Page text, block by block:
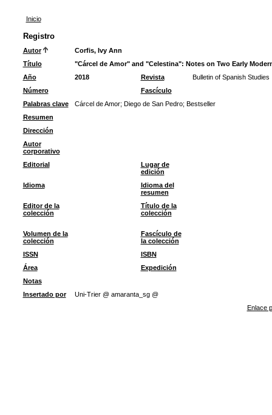
Inicio
Registro
Autor
Corfis, Ivy Ann
Título
"Cárcel de Amor" and "Celestina": Notes on Two Early
Año
2018 Revista
Bulletin of Spanish Studies
Número
Fascículo
Palabras clave
Cárcel de Amor; Diego de San Pedro; Bestseller
Resumen
Dirección
Autor
corporativo
Editorial
Lugar de
edición
Idioma
Idioma del
resumen
Editor de la
colección
Título de la
colección
Volumen de la
colección
Fascículo de
la colección
ISSN
ISBN
Área
Expedición
Notas
Insertado por
Uni-Trier @ amaranta_sg @
Enlace